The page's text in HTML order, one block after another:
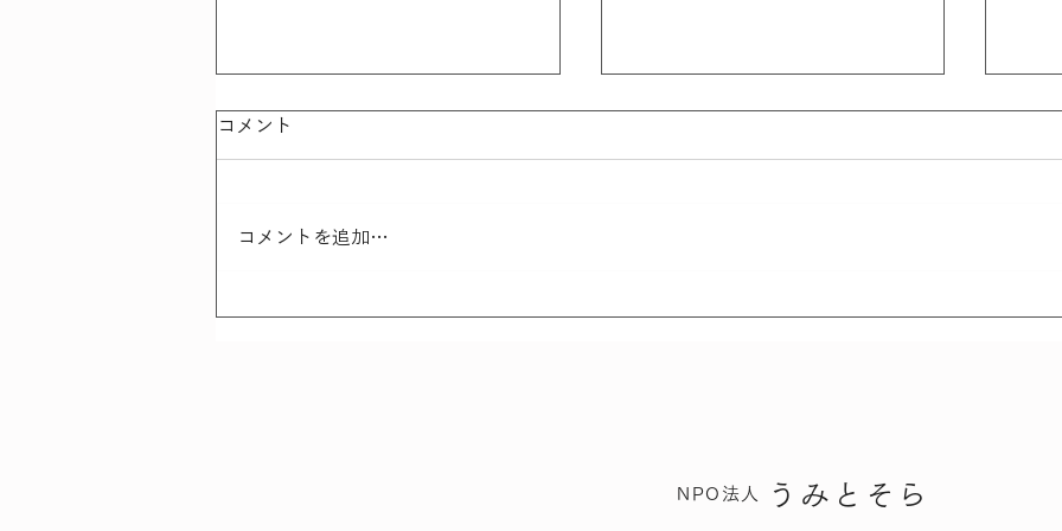
グリーフサポートマップ／東
グリーフサポートマップ／東
豊か
コメント
コメントを追加…
うみとそら
NPO法人